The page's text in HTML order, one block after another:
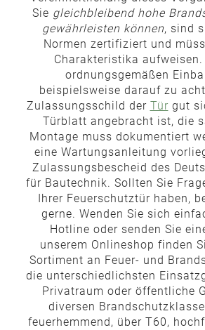
Sie gleichbleibend hohe
gewährleisten können, sind
Normen zertifiziert und
Charakteristika aufweisen.
ordnungsgemäßen
beispielsweise darauf zu
Zulassungsschild der Tür gut
Türblatt angebracht ist, die
Montage muss dokumentiert
eine Wartungsanleitung
Zulassungsbescheid des
für Bautechnik. Sollten Sie
Ihrer Feuerschutztür haben,
gerne. Wenden Sie sich
Hotline oder senden Sie
unserem Onlineshop finden
Sortiment an Feuer- und
die unterschiedlichsten
Privatraum oder öffentliche
diversen
feuerhemmend, über T60,